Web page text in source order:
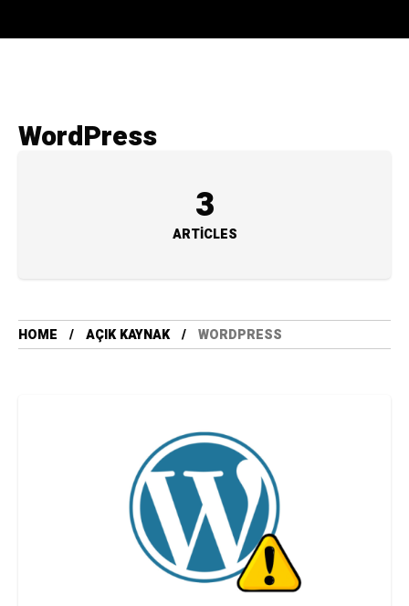
WordPress
3
ARTICLES
HOME AÇIK KAYNAK WORDPRESS